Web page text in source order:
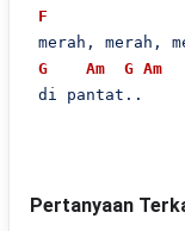
F
merah, merah,
G
Am G Am
di pantat..
Pertanyaan